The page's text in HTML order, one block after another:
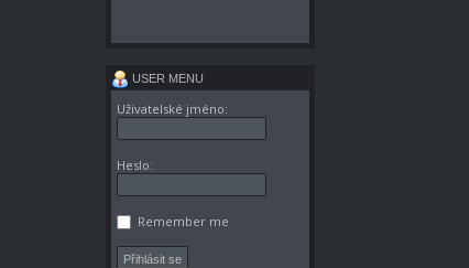
USER MENU
Uživatelské jméno:
Heslo:
Remember me